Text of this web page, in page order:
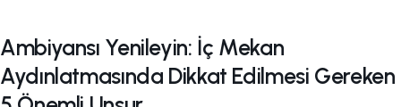
Ambiyansı Yenileyin: İç Mekan
Aydınlatmasında Dikkat Edilmesi Gereken